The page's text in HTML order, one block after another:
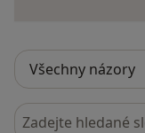
Hledejte v názorech